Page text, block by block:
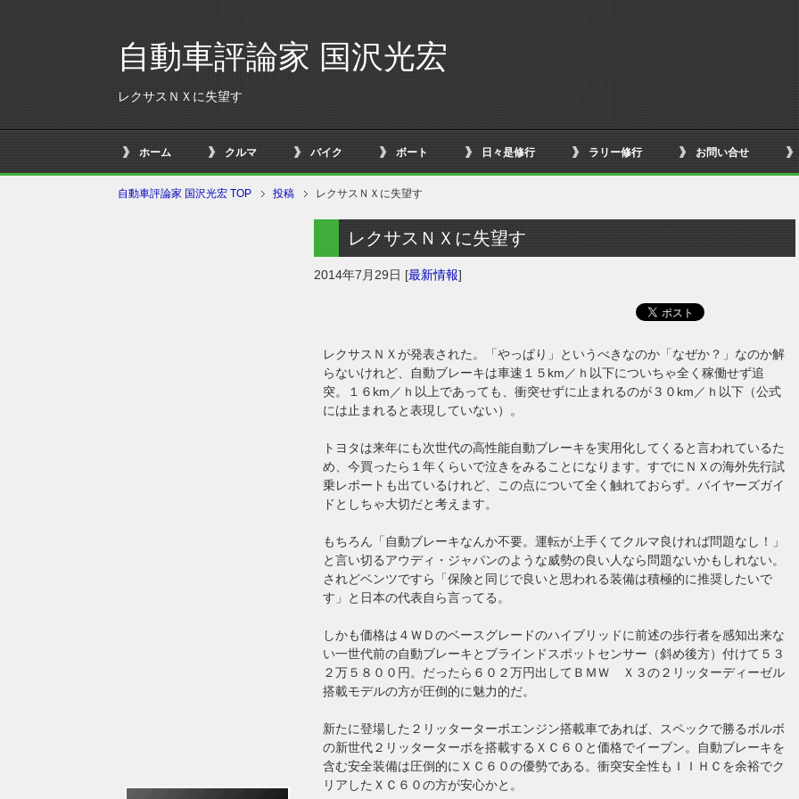
自動車評論家 国沢光宏
レクサスＮＸに失望す
ホーム クルマ バイク ボート 日々是修行 ラリー修行 お問い合せ
自動車評論家 国沢光宏 TOP 投稿 レクサスＮＸに失望す
レクサスＮＸに失望す
2014年7月29日 [最新情報]
レクサスＮＸが発表された。「やっぱり」というべきなのか「なぜか？」なのか解
らないけれど、自動ブレーキは車速１５km／ｈ以下についちゃ全く稼働せず追
突。１６km／ｈ以上であっても、衝突せずに止まれるのが３０km／ｈ以下（公式
には止まれると表現していない）。
トヨタは来年にも次世代の高性能自動ブレーキを実用化してくると言われているた
め、今買ったら１年くらいで泣きをみることになります。すでにＮＸの海外先行試
乗レポートも出ているけれど、この点について全く触れておらず。バイヤーズガイ
ドとしちゃ大切だと考えます。
もちろん「自動ブレーキなんか不要。運転が上手くてクルマ良ければ問題なし！」
と言い切るアウディ・ジャパンのような威勢の良い人なら問題ないかもしれない。
されどベンツですら「保険と同じで良いと思われる装備は積極的に推奨したいで
す」と日本の代表自ら言ってる。
しかも価格は４ＷＤのベースグレードのハイブリッドに前述の歩行者を感知出来な
い一世代前の自動ブレーキとブラインドスポットセンサー（斜め後方）付けて５３
２万５８００円。だったら６０２万円出してＢＭＷ Ｘ３の２リッターディーゼル
搭載モデルの方が圧倒的に魅力的だ。
新たに登場した２リッターターボエンジン搭載車であれば、スペックで勝るボルボ
の新世代２リッターターボを搭載するＸＣ６０と価格でイーブン。自動ブレーキを
含む安全装備は圧倒的にＸＣ６０の優勢である。衝突安全性もＩＩＨＣを余裕でク
リアしたＸＣ６０の方が安心かと。